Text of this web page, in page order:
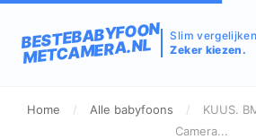
BESTEBABYFOON
METCAMERA.NL
Slim
Zeker kiezen.
Home / Alle babyfoons /
KUUS.
Camera...